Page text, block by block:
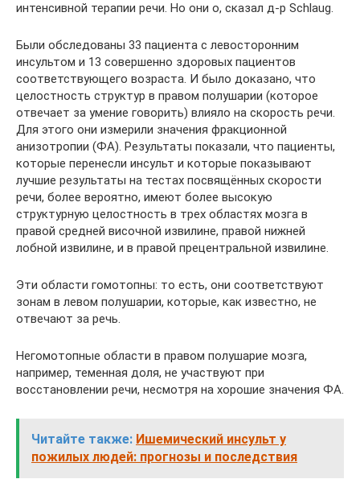
интенсивной терапии речи. Но они о, сказал д-р Schlaug.
Были обследованы 33 пациента с левосторонним
инсультом и 13 совершенно здоровых пациентов
соответствующего возраста. И было доказано, что
целостность структур в правом полушарии (которое
отвечает за умение говорить) влияло на скорость речи.
Для этого они измерили значения фракционной
анизотропии (ФА). Результаты показали, что пациенты,
которые перенесли инсульт и которые показывают
лучшие результаты на тестах посвящённых скорости
речи, более вероятно, имеют более высокую
структурную целостность в трех областях мозга в
правой средней височной извилине, правой нижней
лобной извилине, и в правой прецентральной извилине.
Эти области гомотопны: то есть, они соответствуют
зонам в левом полушарии, которые, как известно, не
отвечают за речь.
Негомотопные области в правом полушарие мозга,
например, теменная доля, не участвуют при
восстановлении речи, несмотря на хорошие значения ФА.
Читайте также: Ишемический инсульт у
пожилых людей: прогнозы и последствия